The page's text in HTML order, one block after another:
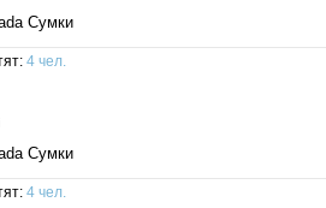
Сумки
4 чел.
Сумки
4 чел.